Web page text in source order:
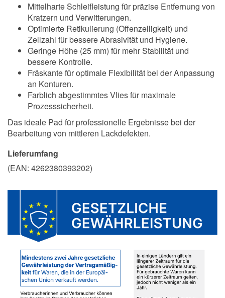
Mittelharte Schleifleistung für präzise Entfernung von
Kratzern und Verwitterungen.
Optimierte Retikulierung (Offenzelligkeit) und
Zellzahl für bessere Abrasivität und Hygiene.
Geringe Höhe (25 mm) für mehr Stabilität und
bessere Kontrolle.
Fräskante für optimale Flexibilität bei der Anpassung
an Konturen.
Farblich abgestimmtes Vlies für maximale
Prozesssicherheit.
Das ideale Pad für professionelle Ergebnisse bei der
Bearbeitung von mittleren Lackdefekten.
Lieferumfang
(EAN: 4262380393202)